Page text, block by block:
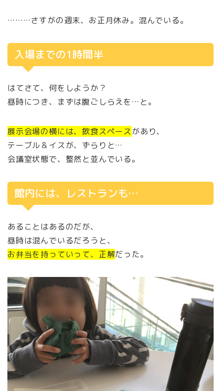
………さすがの週末、お正月休み。混んでいる。
入場までの1時間半
はてさて、何をしようか？
昼時につき、まずは腹ごしらえを…と。
展示会場の横には、飲食スペース があり、
テーブル＆イスが、ずらりと…
会議室状態で、整然と並んでいる。
館内には、レストランも…
あることはあるのだが、
昼時は混んでいるだろうと、
お弁当を持っていって、正解だった。